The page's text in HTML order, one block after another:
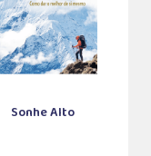
Sonhe Alto